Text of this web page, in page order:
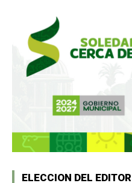
ELECCION DEL EDITOR